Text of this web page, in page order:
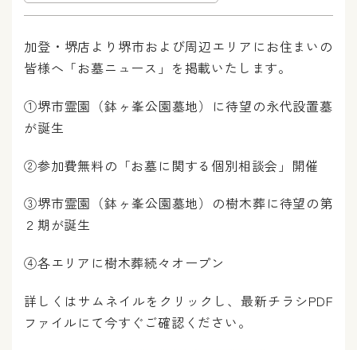
加登・堺店より堺市および周辺エリアにお住まいの
皆様へ「お墓ニュース」を掲載いたします。
①堺市霊園（鉢ヶ峯公園墓地）に待望の永代設置墓
が誕生
②参加費無料の「お墓に関する個別相談会」開催
③堺市霊園（鉢ヶ峯公園墓地）の樹木葬に待望の第
２期が誕生
④各エリアに樹木葬続々オープン
詳しくはサムネイルをクリックし、最新チラシPDF
ファイルにて今すぐご確認ください。